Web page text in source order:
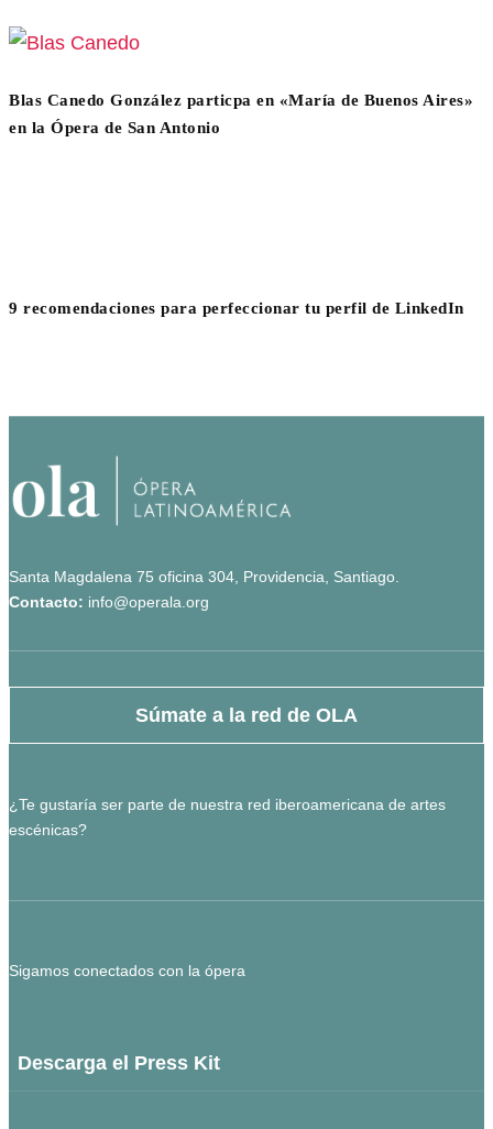
Blas Canedo González particpa en «María de Buenos Aires»
en la Ópera de San Antonio
9 recomendaciones para perfeccionar tu perfil de LinkedIn
Santa Magdalena 75 oficina 304, Providencia, Santiago.
Contacto: info@operala.org
Súmate a la red de OLA
¿Te gustaría ser parte de nuestra red iberoamericana de artes
escénicas?
Sigamos conectados con la ópera
Descarga el Press Kit